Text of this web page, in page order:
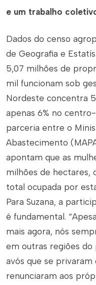
e um trabalho
Dados do censo
de Geografia e
5,07 milhões de
mil funcionam sob
Nordeste concentra
apenas 6% no
parceria entre o
Abastecimento
apontam que as
milhões de hectares,
total ocupada por
Para Suzana, a
é fundamental.
mais agora, nós
em outras regiões do
avós que se
renunciaram aos